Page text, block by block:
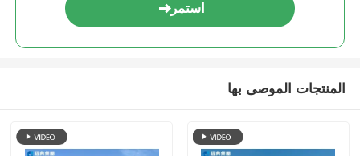
استمر
المنتجات الموصى بها